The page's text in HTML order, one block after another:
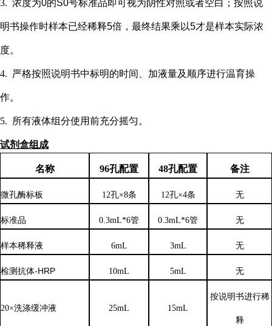
3. 浓度为0的S0号标准品即可视为阴性对照或者空白；按照说
明书操作时样本已经稀释5倍，最终结果乘以5才是样本实际浓
度。
4. 严格按照说明书中标明的时间、加液量及顺序进行温育操
作。
5. 所有液体组分使用前充分摇匀。
试剂盒组成
名称 96孔配置 48孔配置 备注
微孔酶标板 12孔×8条 12孔×4条 无
标准品 0.3mL*6管 0.3mL*6管 无
样本稀释液 6mL 3mL 无
检测抗体-HRP 10mL 5mL 无
20×洗涤缓冲液 25mL 15mL
按说明书进行稀
释